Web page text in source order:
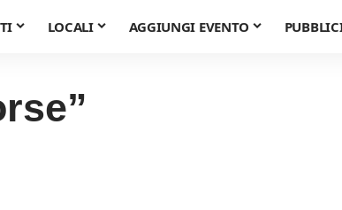
LOCALI AGGIUNGI EVENTO